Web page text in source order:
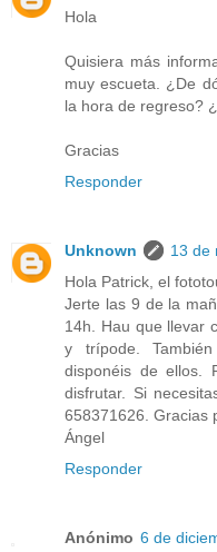
Hola
Quisiera más
muy escueta. ¿De
la hora de regreso?
Gracias
Responder
Unknown
13 de
Hola Patrick, el
Jerte las 9 de la
14h. Hau que llevar
y trípode.
disponéis de ellos.
disfrutar. Si
658371626. Gracias
Ángel
Responder
Anónimo 6 de